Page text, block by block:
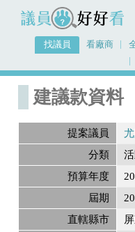
議員好好看
找議員 看廠商
首頁
建議款資料
提案議員
分類
預算年度
屆期
直轄縣市